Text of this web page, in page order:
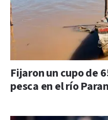
Fijaron un cupo de
pesca en el río